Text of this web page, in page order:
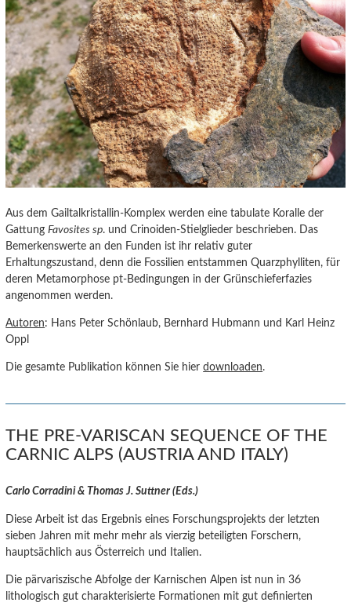
Aus dem Gailtalkristallin-Komplex werden eine tabulate Koralle der
GattungFavosites sp. und Crinoiden-Stielglieder beschrieben. Das
Bemerkenswerte an den Funden ist ihr relativ guter
Erhaltungszustand, denn die Fossilien entstammen Quarzphylliten, für
deren Metamorphose pt-Bedingungen in der Grünschieferfazies
angenommen werden.
Autoren: Hans Peter Schönlaub, Bernhard Hubmann und Karl Heinz
Oppl
Die gesamte Publikation können Sie hierdownloaden.
THE PRE-VARISCAN SEQUENCE OF THE
CARNIC ALPS (AUSTRIA AND ITALY)
Carlo Corradini & Thomas J. Suttner (Eds.)
Diese Arbeit ist das Ergebnis eines Forschungsprojekts der letzten
sieben Jahren mit mehr mehr als vierzig beteiligten Forschern,
hauptsächlich aus Österreich und Italien.
Die pärvariszische Abfolge der Karnischen Alpen ist nun in 36
lithologisch gut charakterisierte Formationen mit gut definierten